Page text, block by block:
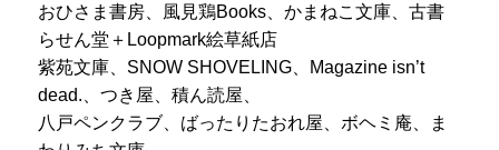
おひさま書房、風見鶏Books、かまねこ文庫、古書
らせん堂＋Loopmark絵草紙店
紫苑文庫、SNOW SHOVELING、Magazine isn’t
dead.、つき屋、積ん読屋、
八戸ペンクラブ、ばったりたおれ屋、ボヘミ庵、ま